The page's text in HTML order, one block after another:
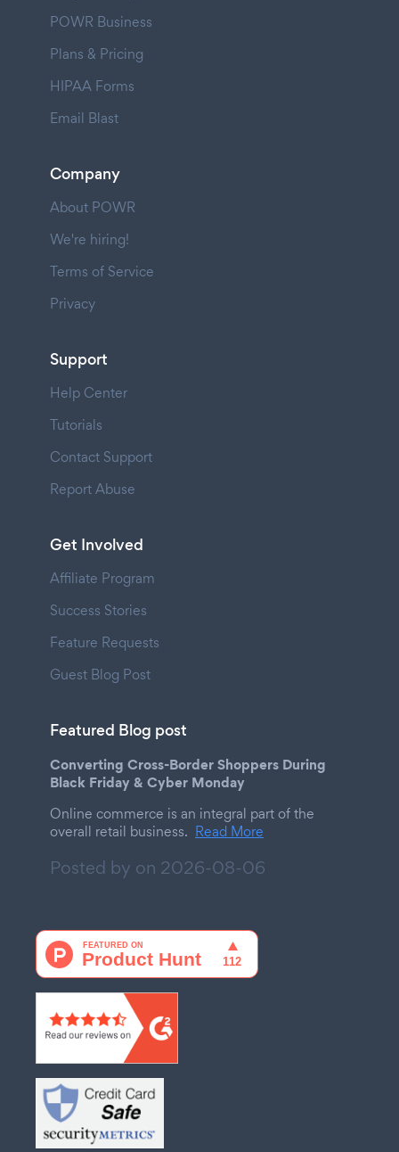
POWR Business
Plans & Pricing
HIPAA Forms
Email Blast
Company
About POWR
We're hiring!
Terms of Service
Privacy
Support
Help Center
Tutorials
Contact Support
Report Abuse
Get Involved
Affiliate Program
Success Stories
Feature Requests
Guest Blog Post
Featured Blog post
Converting Cross-Border Shoppers During
Black Friday & Cyber Monday
Online commerce is an integral part of the
overall retail business. Read More
Posted by on 2026-08-06